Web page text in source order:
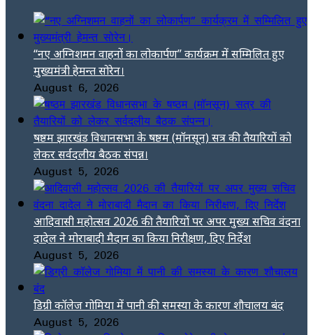
“नए अग्निशमन वाहनों का लोकार्पण” कार्यक्रम में सम्मिलित हुए
मुख्यमंत्री हेमन्त सोरेन।
August 6, 2026
षष्ठम झारखंड विधानसभा के षष्ठम (मॉनसून) सत्र की तैयारियों को
लेकर सर्वदलीय बैठक संपन्न।
August 5, 2026
आदिवासी महोत्सव 2026 की तैयारियों पर अपर मुख्य सचिव वंदना
दादेल ने मोराबादी मैदान का किया निरीक्षण, दिए निर्देश
August 5, 2026
डिग्री कॉलेज गोमिया में पानी की समस्या के कारण शौचालय बंद
August 5, 2026